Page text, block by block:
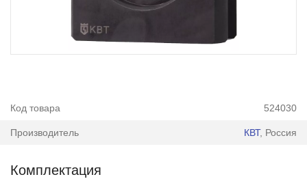
Код товара 524030
Производитель КВТ, Россия
Комплектация